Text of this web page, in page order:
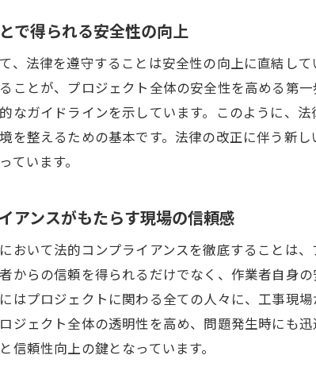
法的要件を
現場の安全
法的観点か
最新技術によ
イノベーシ
法令遵守を
信頼性向上
法的要件に
鉄骨工事における
で得られる安全性の向上
、法律を遵守することは安全性の向上に直結し
ことが、プロジェクト全体の安全性を高める第
なガイドラインを示しています。このように、
を整えるための基本です。法律の改正に伴う新
ています。
アンスがもたらす現場の信頼感
おいて法的コンプライアンスを徹底することは
からの信頼を得られるだけでなく、作業者自身
はプロジェクトに関わる全ての人々に、工事現
ジェクト全体の透明性を高め、問題発生時にも
信頼性向上の鍵となっています。